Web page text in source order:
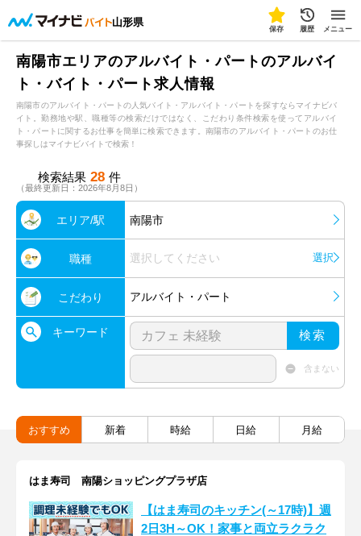
山形県
保存 履歴 メニュー
南陽市エリアのアルバイト・パートのアルバイ
ト・バイト・パート求人情報
南陽市のアルバイト・パートの人気バイト・アルバイト・パートを探すならマイナビバ
イト。勤務地や駅、職種等の検索だけではなく、こだわり条件検索を使ってアルバイ
ト・パートに関するお仕事を簡単に検索できます。南陽市のアルバイト・パートのお仕
事探しはマイナビバイトで検索！
検索結果 28 件
（最終更新日：2026年8月8日）
エリア/駅 南陽市
職種 選択してください 選択
こだわり アルバイト・パート
キーワード 検索
含まない
おすすめ 新着 時給 日給 月給
はま寿司 南陽ショッピングプラザ店
【はま寿司のキッチン(～17時)】週
2日3H～OK！家事と両立ラクラク